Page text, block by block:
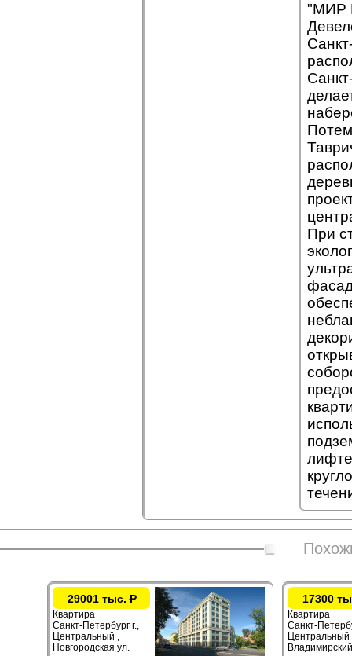
"МИР
При
29001 тыс.Р
Квартира
Санкт-Петербург г.,
Центральный ,
Новгородская ул.
17300
Квартира
Санкт-
Центральный